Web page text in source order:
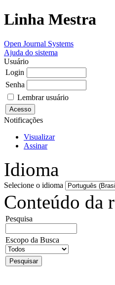
Linha Mestra
Open Journal Systems
Ajuda do sistema
Usuário
Login
Senha
Lembrar usuário
Notificações
Visualizar
Assinar
Idioma
Selecione o idioma
Conteúdo da
Pesquisa
Escopo da Busca